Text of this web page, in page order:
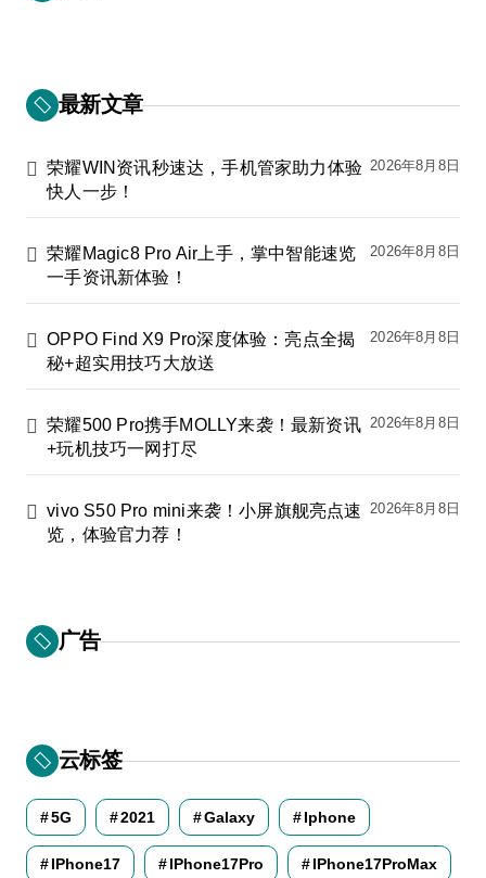
最新文章
荣耀WIN资讯秒速达，手机管家助力体验
快人一步！
2026年8月8日
荣耀Magic8 Pro Air上手，掌中智能速览
一手资讯新体验！
2026年8月8日
OPPO Find X9 Pro深度体验：亮点全揭
秘+超实用技巧大放送
2026年8月8日
荣耀500 Pro携手MOLLY来袭！最新资讯
+玩机技巧一网打尽
2026年8月8日
vivo S50 Pro mini来袭！小屏旗舰亮点速
览，体验官力荐！
2026年8月8日
广告
云标签
5G 2021 Galaxy Iphone
IPhone17 IPhone17Pro IPhone17ProMax